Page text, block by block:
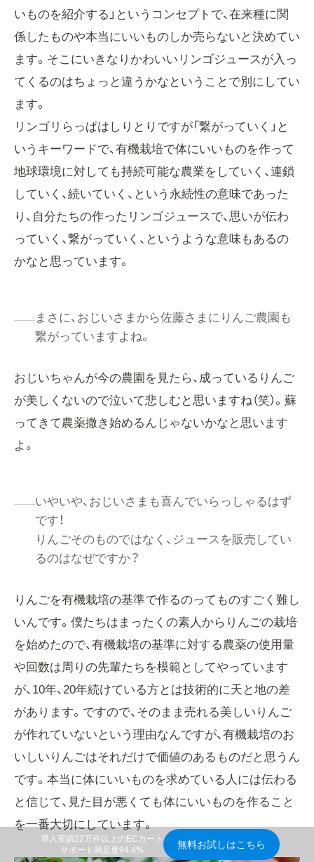
いものを紹介する」というコンセプトで、在来種に関
係したものや本当にいいものしか売らないと決めてい
ます。そこにいきなりかわいいリンゴジュースが入っ
てくるのはちょっと違うかなということで別にしてい
ます。
リンゴリらっぱはしりとりですが「繋がっていく」と
いうキーワードで、有機栽培で体にいいものを作って
地球環境に対しても持続可能な農業をしていく、連鎖
していく、続いていく、という永続性の意味であった
り、自分たちの作ったリンゴジュースで、思いが伝わ
っていく、繋がっていく、というような意味もあるの
かなと思っています。
まさに、おじいさまから佐藤さまにりんご農園も
繋がっていますよね。
おじいちゃんが今の農園を見たら、成っているりんご
が美しくないので泣いて悲しむと思いますね（笑）。蘇
ってきて農薬撒き始めるんじゃないかなと思います
よ。
いやいや、おじいさまも喜んでいらっしゃるはず
です！
りんごそのものではなく、ジュースを販売してい
るのはなぜですか？
りんごを有機栽培の基準で作るのってものすごく難し
いんです。僕たちはまったくの素人からりんごの栽培
を始めたので、有機栽培の基準に対する農薬の使用量
や回数は周りの先輩たちを模範としてやっています
が、10年、20年続けている方とは技術的に天と地の差
があります。ですので、そのまま売れる美しいりんご
が作れていないという理由なんですが、有機栽培のお
いしいりんごはそれだけで価値のあるものだと思うん
です。本当に体にいいものを求めている人には伝わる
と信じて、見た目が悪くても体にいいものを作ること
を一番大切にしています。
導入実績22万件以上のECカート
サポート満足度94.4%
無料お試しはこちら